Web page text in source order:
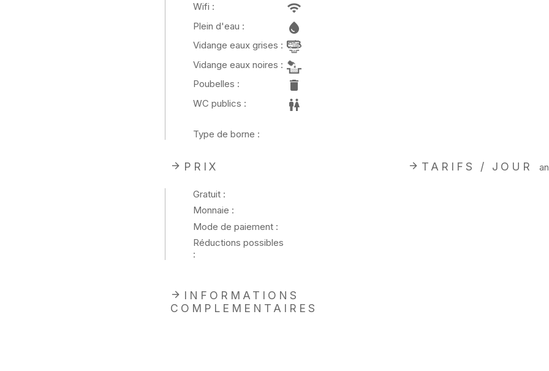
Wifi :
Plein d'eau :
Vidange eaux grises :
Vidange eaux noires :
Poubelles :
WC publics :
Type de borne :
PRIX
Gratuit :
Monnaie :
Mode de paiement :
Réductions possibles
:
TARIFS / JOUR
INFORMATIONS
COMPLEMENTAIRES